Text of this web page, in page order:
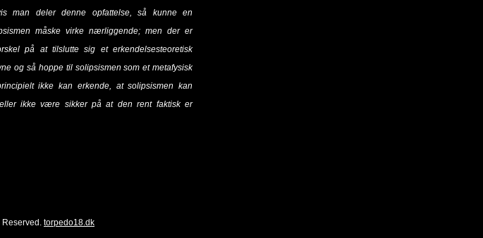
man deler denne opfattelse, så kunne en
måske virke nærliggende; men der er
på at tilslutte sig et erkendelsesteoretisk
og så hoppe til solipsismen som et metafysisk
ikke kan erkende, at solipsismen kan
ikke være sikker på at den rent faktisk er
Reserved. torpedo18.dk